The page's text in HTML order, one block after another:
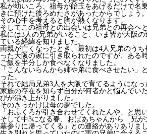
私が幼いころ、祖母が飴玉をあげるだけで名
きに預けた後ろめたさがあったからでしょう。
その心中を考えると胸が熱くなります。
そしてこの祖母との出会いは兄弟との再会へ
私には3人の兄弟がいること、いま皆が大阪
ている経緯を知りました。
両親が亡くなったとき、最初は4人兄弟のう
った大阪の家に引き取られたのですが、ある
ご飯を半分しか食べなくなりました。
「こんないらんから姉や弟に食べさせたい」
った。
それで結局兄弟3人を大阪で育てるようになっ
家族の存在を知らず自分が何者かと悩んでい
びが沸き上がりました。
そのきっかけは母の夢でした。
「おふくろが引き合わせてくれたんや」と思
そして中3になる春、おばあちゃんから「兄
墓参りに帰ってくる」との連絡がありありまし